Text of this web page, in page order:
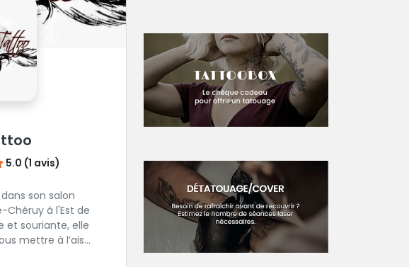
5.0 (1 avis)
son salon
Chéruy à l'Est de
mettre à l’aise